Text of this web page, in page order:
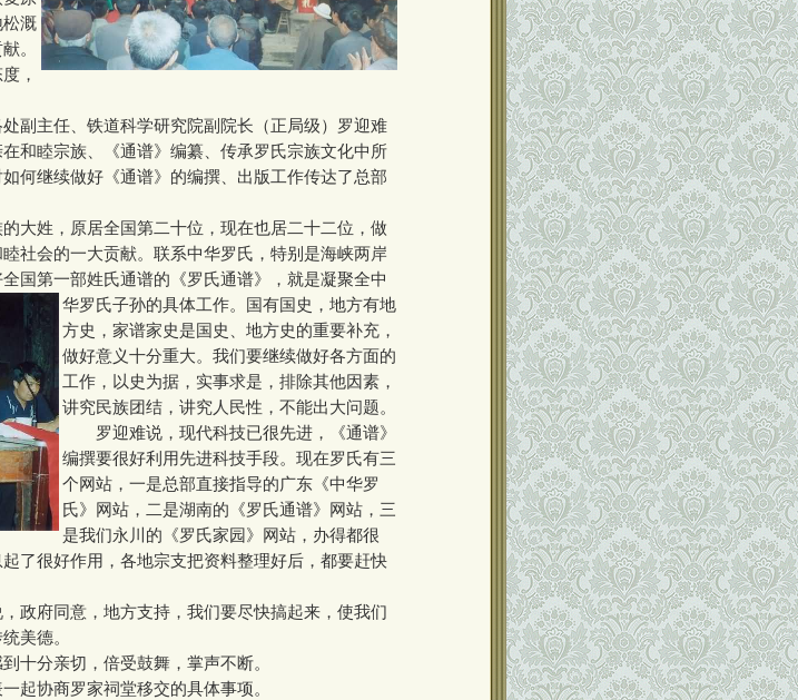
松溉
。
，
主任、铁道科学研究院副院长（正局级）罗迎难
和睦宗族、《通谱》编纂、传承罗氏宗族文化中所
何继续做好《通谱》的编撰、出版工作传达了总部
姓，原居全国第二十位，现在也居二十二位，做
社会的一大贡献。联系中华罗氏，特别是海峡两岸
国第一部姓氏通谱的《罗氏通谱》，就是凝聚全中
华罗氏子孙的具体工作。国有国史，地方有地
方史，家谱家史是国史、地方史的重要补充，
做好意义十分重大。我们要继续做好各方面的
工作，以史为据，实事求是，排除其他因素，
讲究民族团结，讲究人民性，不能出大问题。
罗迎难说，现代科技已很先进，《通谱》
编撰要很好利用先进科技手段。现在罗氏有三
个网站，一是总部直接指导的广东《中华罗
氏》网站，二是湖南的《罗氏通谱》网站，三
是我们永川的《罗氏家园》网站，办得都很
了很好作用，各地宗支把资料整理好后，都要赶快
府同意，地方支持，我们要尽快搞起来，使我们
美德。
分亲切，倍受鼓舞，掌声不断。
协商罗家祠堂移交的具体事项。